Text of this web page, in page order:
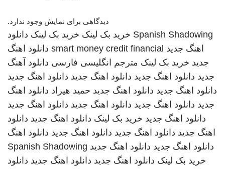
دیدگاهی برای نمایش وجود ندارد.
Spanish Shadowing خرید بک لینک خرید بک لینک دانلود
اهنگ جدید smart money credit financial دانلود اهنگ
جدید خرید بک لینک مترجم انگلیسی فارسی دانلود آهنگ
جدید دانلود اهنگ جدید دانلود اهنگ جدید دانلود اهنگ جدید
دانلود اهنگ جدید دانلود اهنگ جدید حمید هیراد دانلود اهنگ
جدید دانلود اهنگ جدید دانلود اهنگ جدید دانلود اهنگ جدید
دانلود اهنگ جدید خرید بک لینک دانلود اهنگ جدید دانلود
اهنگ جدید دانلود اهنگ جدید دانلود اهنگ جدید دانلود اهنگ
دانلود اهنگ جدید دانلود اهنگ جدید Spanish Shadowing
خرید بک لینک دانلود اهنگ جدید دانلود اهنگ جدید دانلود